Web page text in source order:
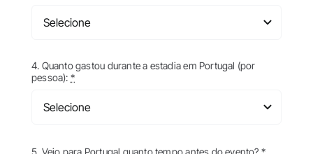
4. Quanto gastou durante a estadia em Portugal (por
pessoa): *